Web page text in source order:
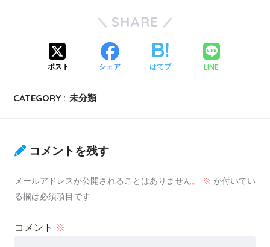
SHARE
ポスト シェア はてブ LINE
CATEGORY : 未分類
コメントを残す
メールアドレスが公開されることはありません。 ※ が付いてい
る欄は必須項目です
コメント ※